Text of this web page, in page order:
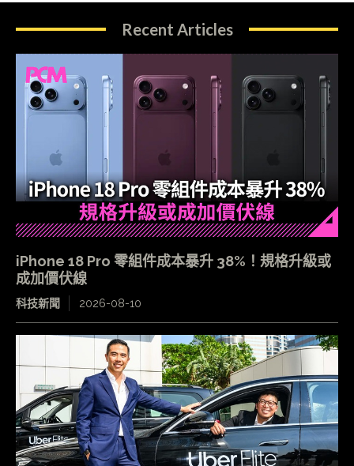
Recent Articles
iPhone 18 Pro 零組件成本暴升 38%！規格升級或
成加價伏線
科技新聞 2026-08-10